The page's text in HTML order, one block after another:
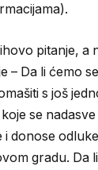
pitanje, a
– Da li ćemo
s još
se
i donose
gradu. Da